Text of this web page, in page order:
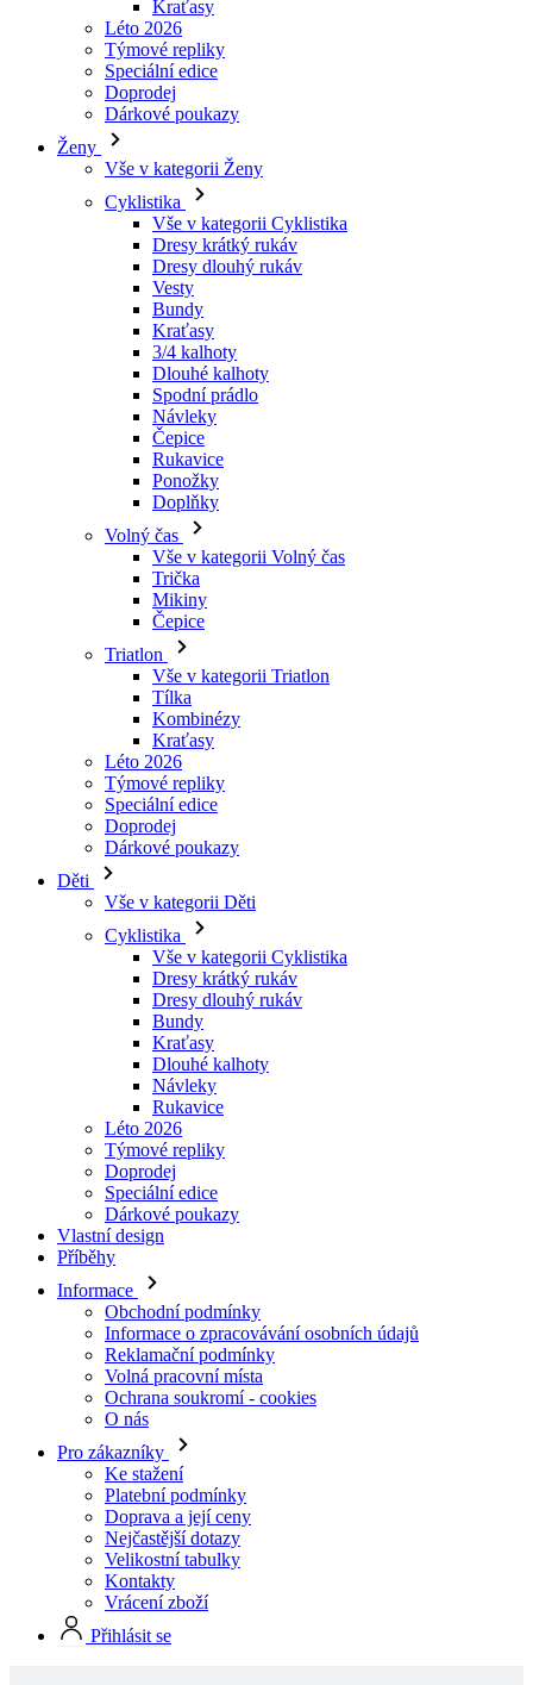
Dárkové poukazy
Ženy
Vše v kategorii Ženy
Cyklistika
Vše v kategorii Cyklistika
Dresy dlouhý rukáv
Vesty
Bundy
Kraťasy
3/4 kalhoty
Dlouhé kalhoty
Spodní prádlo
Návleky
Čepice
Rukavice
Ponožky
Doplňky
Volný čas
Vše v kategorii Volný čas
Trička
Mikiny
Čepice
Triatlon
Vše v kategorii Triatlon
Tílka
Kombinézy
Kraťasy
Léto 2026
Týmové repliky
Speciální edice
Doprodej
Dárkové poukazy
Děti
Vše v kategorii Děti
Cyklistika
Vše v kategorii Cyklistika
Dresy dlouhý rukáv
Bundy
Kraťasy
Dlouhé kalhoty
Návleky
Rukavice
Léto 2026
Týmové repliky
Doprodej
Speciální edice
Dárkové poukazy
Vlastní design
Příběhy
Informace
Obchodní podmínky
Informace o zpracovávání osobních údajů
Reklamační podmínky
Volná pracovní místa
Ochrana soukromí - cookies
O nás
Pro zákazníky
Ke stažení
Platební podmínky
Doprava a její ceny
Nejčastější dotazy
Velikostní tabulky
Kontakty
Vrácení zboží
Přihlásit se